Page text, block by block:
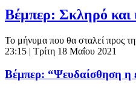
Βέμπερ: Σκληρό και
To μήνυμα που θα σταλεί προς
23:15 | Τρίτη 18 Μαΐου 2021
Βέμπερ: “Ψευδαίσθηση η